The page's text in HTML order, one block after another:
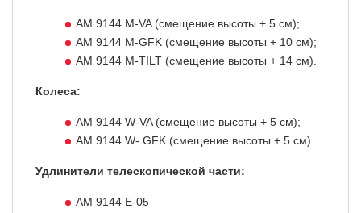
AM 9144 M-VA(смещение высоты + 5 см);
AM 9144 M-GFK (смещение высоты + 10 см);
AM 9144 M-TILT (смещение высоты + 14 см).
Колеса:
AM 9144 W-VA (смещение высоты + 5 см);
AM 9144 W- GFK (смещение высоты + 5 см).
Удлинители телескопической части:
AM 9144 E-05